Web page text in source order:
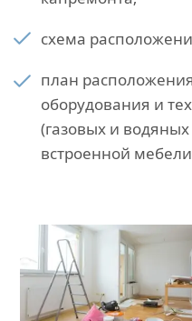
схема
план
оборудования и
(газовых и
встроенной